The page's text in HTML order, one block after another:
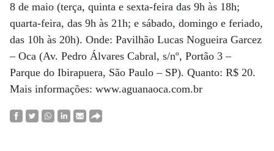
8 de maio (terça, quinta e sexta-feira das 9h às 18h;
quarta-feira, das 9h às 21h; e sábado, domingo e feriado,
das 10h às 20h). Onde: Pavilhão Lucas Nogueira Garcez
– Oca (Av. Pedro Álvares Cabral, s/nº, Portão 3 –
Parque do Ibirapuera, São Paulo – SP). Quanto: R$ 20.
Mais informações: www.aguanaoca.com.br